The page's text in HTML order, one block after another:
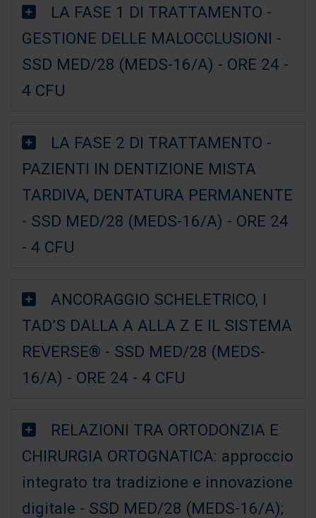
LA FASE 1 DI TRATTAMENTO -
GESTIONE DELLE MALOCCLUSIONI -
SSD MED/28 (MEDS-16/A) - ORE 24 -
4 CFU
LA FASE 2 DI TRATTAMENTO -
PAZIENTI IN DENTIZIONE MISTA
TARDIVA, DENTATURA PERMANENTE
- SSD MED/28 (MEDS-16/A) - ORE 24
- 4 CFU
ANCORAGGIO SCHELETRICO, I
TAD’S DALLA A ALLA Z E IL SISTEMA
REVERSE® - SSD MED/28 (MEDS-
16/A) - ORE 24 - 4 CFU
RELAZIONI TRA ORTODONZIA E
CHIRURGIA ORTOGNATICA: approccio
integrato tra tradizione e innovazione
digitale - SSD MED/28 (MEDS-16/A);